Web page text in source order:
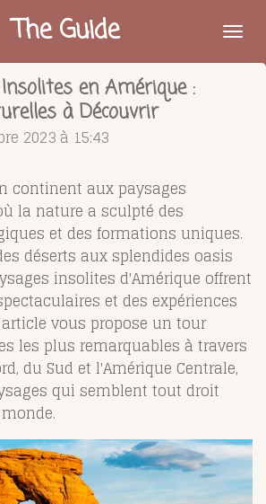
The Guide
en Amérique :
à Découvrir
2023 à 15:43
continent aux paysages
la nature a sculpté des
et des formations uniques.
déserts aux splendides oasis
insolites d'Amérique offrent
et des expériences
vous propose un tour
les plus remarquables à travers
du Sud et l'Amérique Centrale,
qui semblent tout droit